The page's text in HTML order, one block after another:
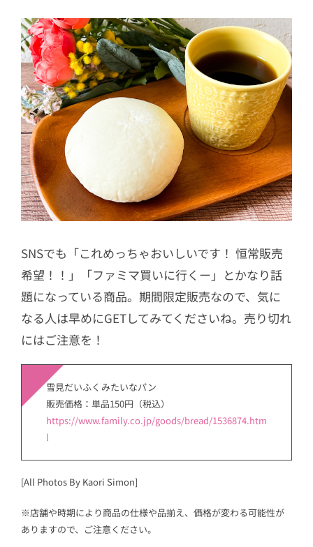
SNSでも「これめっちゃおいしいです！ 恒常販売
希望！！」「ファミマ買いに行くー」とかなり話
題になっている商品。期間限定販売なので、気に
なる人は早めにGETしてみてくださいね。売り切れ
にはご注意を！
雪見だいふくみたいなパン
販売価格：単品150円（税込）
https://www.family.co.jp/goods/bread/1536874.htm
l
[All Photos By Kaori Simon]
※店舗や時期により商品の仕様や品揃え、価格が変わる可能性が
ありますので、ご注意ください。